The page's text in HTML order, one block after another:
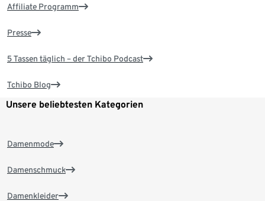
Affiliate Programm
Presse
5 Tassen täglich – der Tchibo Podcast
Tchibo Blog
Unsere beliebtesten Kategorien
Damenmode
Damenschmuck
Damenkleider